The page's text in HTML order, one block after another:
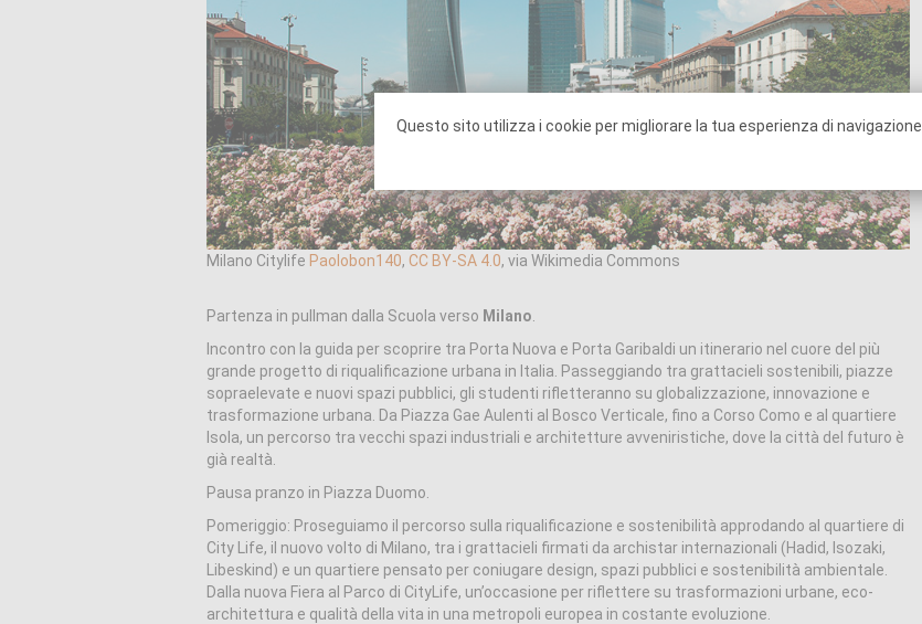
Milano Citylife Paolobon140, CC BY-SA 4.0, via Wikimedia Commons
Partenza in pullman dalla Scuola verso Milano
Incontro con la guida per scoprire tra Porta Nuova e Porta Garibaldi un itinerario nel cuore del più
grande progetto di riqualificazione urbana in Italia. Passeggiando tra grattacieli sostenibili, piazze
sopraelevate e nuovi spazi pubblici, gli studenti rifletteranno su globalizzazione, innovazione e
trasformazione urbana. Da Piazza Gae Aulenti al Bosco Verticale, fino a Corso Como e al quartiere
Isola, un percorso tra vecchi spazi industriali e architetture avveniristiche, dove la città del futuro è
già realtà.
Pausa pranzo in Piazza Duomo.
Pomeriggio: Proseguiamo il percorso sulla riqualificazione e sostenibilità approdando al quartiere di
City Life, il nuovo volto di Milano, tra i grattacieli firmati da archistar internazionali (Hadid, Isozaki,
Libeskind) e un quartiere pensato per coniugare design, spazi pubblici e sostenibilità ambientale.
Dalla nuova Fiera al Parco di CityLife, un’occasione per riflettere su trasformazioni urbane, eco-
architettura e qualità della vita in una metropoli europea in costante evoluzione.
Questo sito utilizza i cookie per migliorare la tua esperienza di navigazione.